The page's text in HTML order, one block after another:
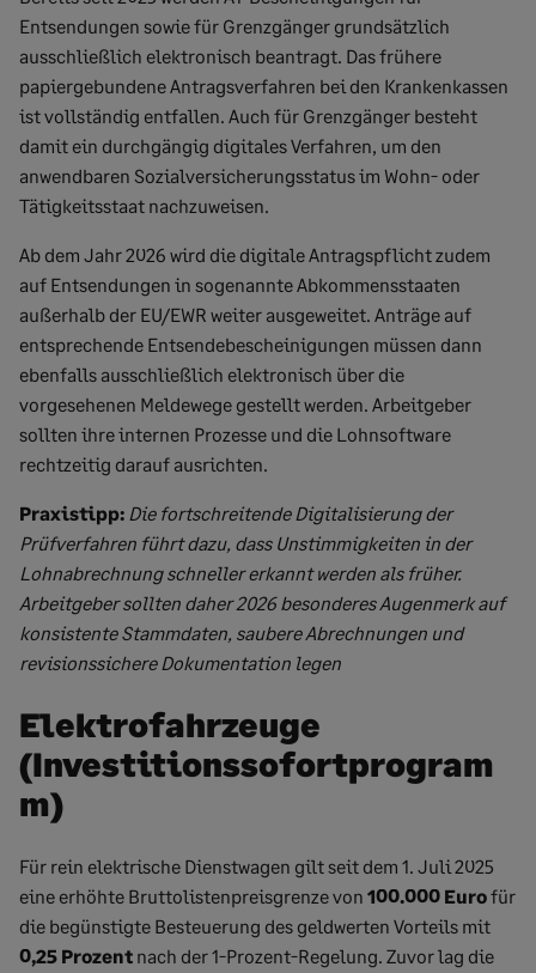
Entsendungen sowie für Grenzgänger grundsätzlich
ausschließlich elektronisch beantragt. Das frühere
papiergebundene Antragsverfahren bei den Krankenkassen
ist vollständig entfallen. Auch für Grenzgänger besteht
damit ein durchgängig digitales Verfahren, um den
anwendbaren Sozialversicherungsstatus im Wohn- oder
Tätigkeitsstaat nachzuweisen.
Ab dem Jahr 2026 wird die digitale Antragspflicht zudem
auf Entsendungen in sogenannte Abkommensstaaten
außerhalb der EU/EWR weiter ausgeweitet. Anträge auf
entsprechende Entsendebescheinigungen müssen dann
ebenfalls ausschließlich elektronisch über die
vorgesehenen Meldewege gestellt werden. Arbeitgeber
sollten ihre internen Prozesse und die Lohnsoftware
rechtzeitig darauf ausrichten.
Praxistipp: Die fortschreitende Digitalisierung der
Prüfverfahren führt dazu, dass Unstimmigkeiten in der
Lohnabrechnung schneller erkannt werden als früher.
Arbeitgeber sollten daher 2026 besonderes Augenmerk auf
konsistente Stammdaten, saubere Abrechnungen und
revisionssichere Dokumentation legen
Elektrofahrzeuge
(Investitionssofortprogram
m)
Für rein elektrische Dienstwagen gilt seit dem 1. Juli 2025
eine erhöhte Bruttolistenpreisgrenze von 100.000 Eurofür
die begünstigte Besteuerung des geldwerten Vorteils mit
0,25 Prozent nach der 1-Prozent-Regelung. Zuvor lag die